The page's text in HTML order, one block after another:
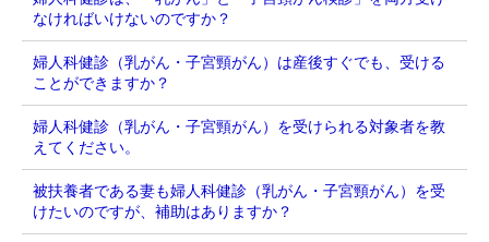
なければいけないのですか？
婦人科健診（乳がん・子宮頸がん）は産後すぐでも、受ける
ことができますか？
婦人科健診（乳がん・子宮頸がん）を受けられる対象者を教
えてください。
被扶養者である妻も婦人科健診（乳がん・子宮頸がん）を受
けたいのですが、補助はありますか？